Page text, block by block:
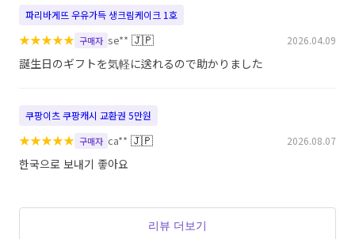
파리바게뜨 우유가득 생크림케이크 1호
★★★★★ 구매자 se** 🇯🇵 2026.04.09
誕生日のギフトを気軽に送れるので助かりました
쿠팡이츠 쿠팡캐시 교환권 5만원
★★★★★ 구매자 ca** 🇯🇵 2026.08.07
한국으로 보내기 좋아요
리뷰 더보기